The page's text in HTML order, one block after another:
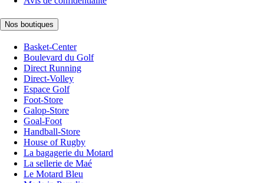
Nos boutiques
Basket-Center
Boulevard du Golf
Direct Running
Direct-Volley
Espace Golf
Foot-Store
Galop-Store
Goal-Foot
Handball-Store
House of Rugby
La bagagerie du Motard
La sellerie de Maé
Le Motard Bleu